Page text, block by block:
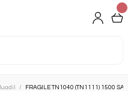
FRAGILE TN1040 (TN1111) 1500